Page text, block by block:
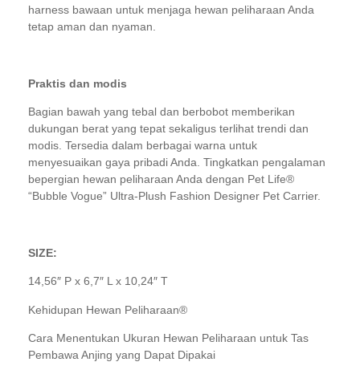
harness bawaan untuk menjaga hewan peliharaan Anda
tetap aman dan nyaman.
Praktis dan modis
Bagian bawah yang tebal dan berbobot memberikan
dukungan berat yang tepat sekaligus terlihat trendi dan
modis. Tersedia dalam berbagai warna untuk
menyesuaikan gaya pribadi Anda. Tingkatkan pengalaman
bepergian hewan peliharaan Anda dengan Pet Life®
“Bubble Vogue” Ultra-Plush Fashion Designer Pet Carrier.
SIZE:
14,56″ P x 6,7″ L x 10,24″ T
Kehidupan Hewan Peliharaan®
Cara Menentukan Ukuran Hewan Peliharaan untuk Tas
Pembawa Anjing yang Dapat Dipakai